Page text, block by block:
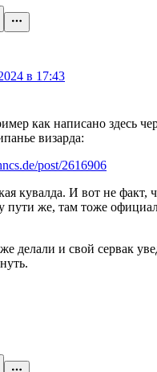
в 17:43
как написано здесь
визарда:
post/2616906
кувалда. И вот не факт,
пути же, там тоже
делали и свой сервак